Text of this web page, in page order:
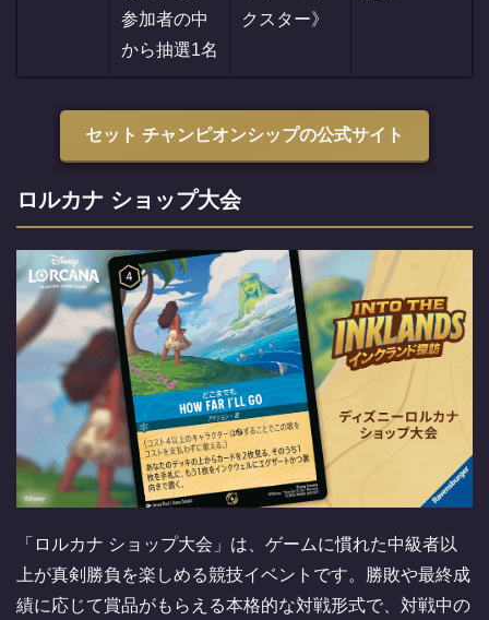
参加者の中
から抽選1名
クスター》
セット チャンピオンシップの公式サイト
ロルカナ ショップ大会
「ロルカナ ショップ大会」は、ゲームに慣れた中級者以
上が真剣勝負を楽しめる競技イベントです。勝敗や最終成
績に応じて賞品がもらえる本格的な対戦形式で、対戦中の